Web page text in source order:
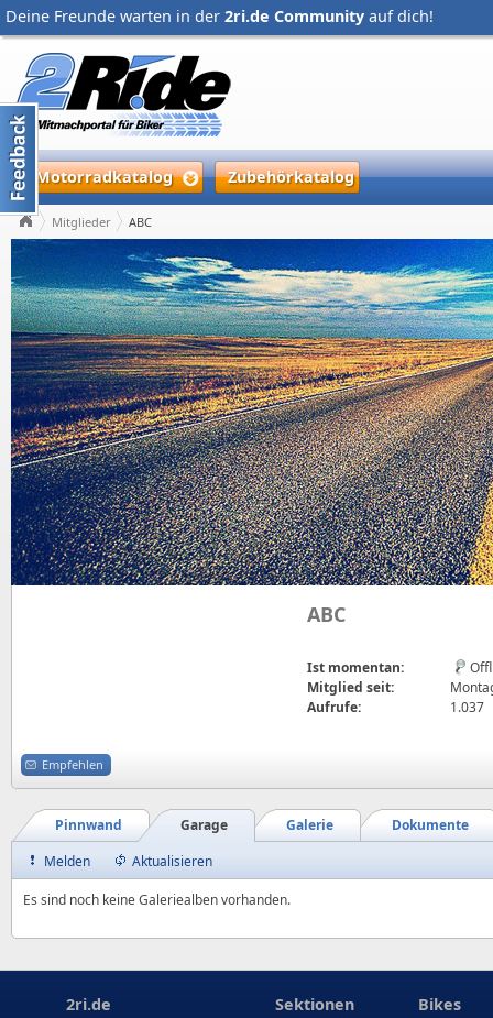
Deine Freunde warten in der 2ri.de Community auf dich!
Motorradkatalog Zubehörkatalog
Mitglieder ABC
ABC
Ist momentan:
Mitglied seit:
Aufrufe:
1.037
Empfehlen
Dokumente
Galerie
Garage
Pinnwand
Melden
Aktualisieren
Es sind noch keine Galeriealben vorhanden.
2ri.de Sektionen Bikes